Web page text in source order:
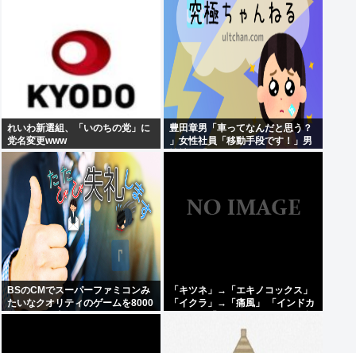
れいわ新選組、「いのちの党」に
党名変更www
豊田章男「車ってなんだと思う？
」女性社員「移動手段です！」男
性社員「…w」
BSのCMでスーパーファミコンみ
たいなクオリティのゲームを8000
円ぐらいで売ってるでしょ
「キツネ」→「エキノコックス」
「イクラ」→「痛風」 「インドカ
言葉でしか話せない人いるでし